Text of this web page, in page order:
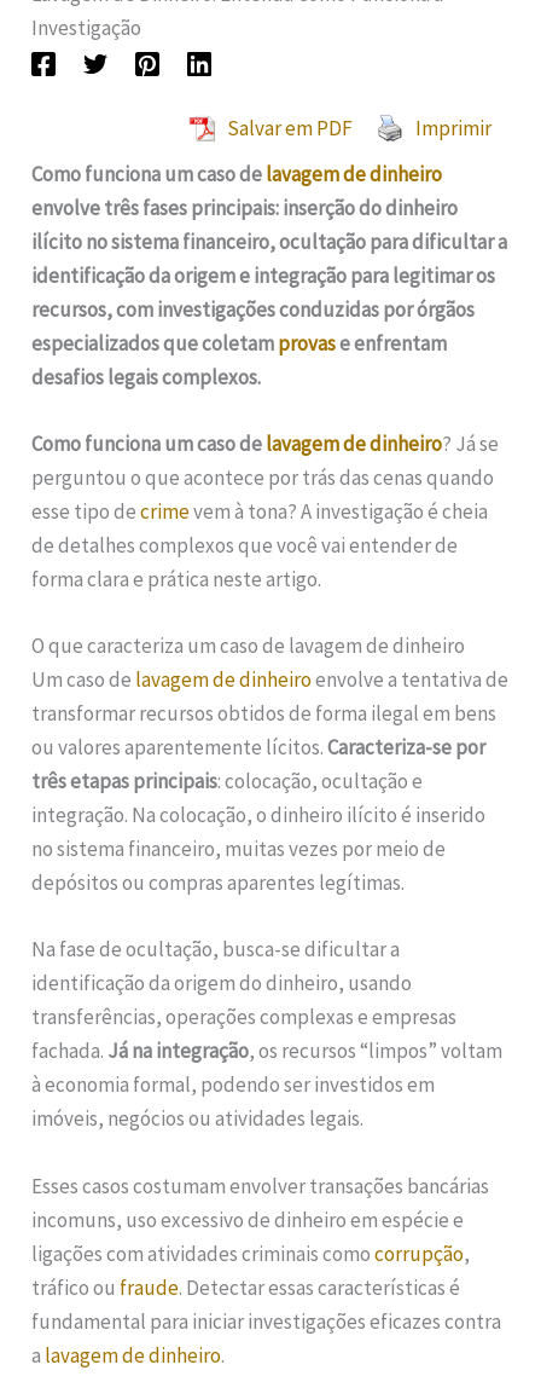
Investigação
Salvar em PDF
Imprimir
Como funciona um caso delavagem de dinheiro
envolve três fases principais: inserção do dinheiro
ilícito no sistema financeiro, ocultação para dificultar a
identificação da origem e integração para legitimar os
recursos, com investigações conduzidas por órgãos
especializados que coletamprovase enfrentam
desafios legais complexos.
Como funciona um caso delavagem de dinheiro? Já se
perguntou o que acontece por trás das cenas quando
esse tipo decrimevem à tona? A investigação é cheia
de detalhes complexos que você vai entender de
forma clara e prática neste artigo.
O que caracteriza um caso de lavagem de dinheiro
Um caso de lavagem de dinheiroenvolve a tentativa de
transformar recursos obtidos de forma ilegal em bens
ou valores aparentemente lícitos.Caracteriza-se por
três etapas principais: colocação, ocultação e
integração. Na colocação, o dinheiro ilícito é inserido
no sistema financeiro, muitas vezes por meio de
depósitos ou compras aparentes legítimas.
Na fase de ocultação, busca-se dificultar a
identificação da origem do dinheiro, usando
transferências, operações complexas e empresas
fachada. Já na integração, os recursos “limpos” voltam
à economia formal, podendo ser investidos em
imóveis, negócios ou atividades legais.
Esses casos costumam envolver transações bancárias
incomuns, uso excessivo de dinheiro em espécie e
ligações com atividades criminais comocorrupção,
tráfico ou fraude. Detectar essas características é
fundamental para iniciar investigações eficazes contra
a lavagem de dinheiro.